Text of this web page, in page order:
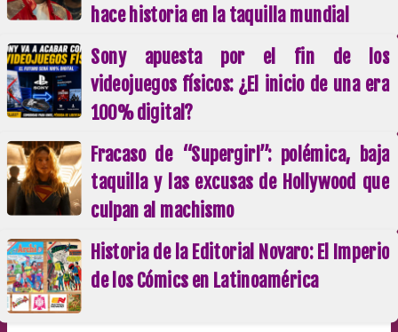
hace historia en la taquilla mundial
Sony apuesta por el fin de los
videojuegos físicos: ¿El inicio de una era
100% digital?
Fracaso de “Supergirl”: polémica, baja
taquilla y las excusas de Hollywood que
culpan al machismo
Historia de la Editorial Novaro: El Imperio
de los Cómics en Latinoamérica